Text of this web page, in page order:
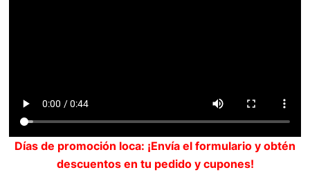
Días de promoción loca: ¡Envía el formulario y obtén
descuentos en tu pedido y cupones!